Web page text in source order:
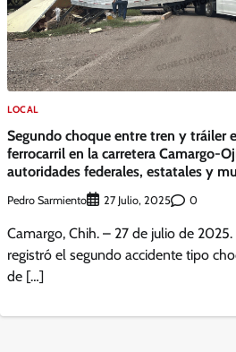
LOCAL
Segundo choque entre tren y tráiler
ferrocarril en la carretera Camargo-
autoridades federales, estatales y
Pedro Sarmiento 27 Julio, 2025 0
Camargo, Chih. – 27 de julio de
registró el segundo accidente tipo
de […]